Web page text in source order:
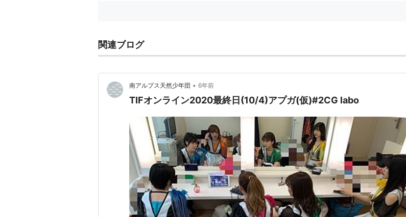
関連ブログ
南アルプス天然少年団 • 6年前
TIFオンライン2020最終日(10/4)アプガ(仮)#2CG labo